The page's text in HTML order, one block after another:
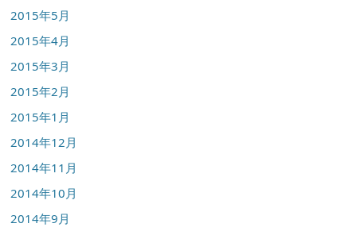
2015年5月
2015年4月
2015年3月
2015年2月
2015年1月
2014年12月
2014年11月
2014年10月
2014年9月